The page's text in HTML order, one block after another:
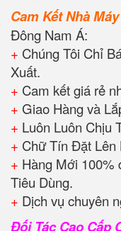
Cam Kết Nhà
Đông Nam Á:
+ Chúng Tôi Chỉ
Xuất.
+ Cam kết giá rẻ
+ Giao Hàng và
+ Luôn Luôn Chịu
+ Chữ Tín Đặt Lên
+ Hàng Mới 100%
Tiêu Dùng.
+ Dịch vụ chuyên
Đối Tác Cao Cấp